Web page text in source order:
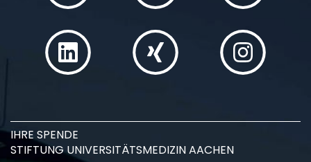
IHRE SPENDE
STIFTUNG UNIVERSITÄTSMEDIZIN AACHEN